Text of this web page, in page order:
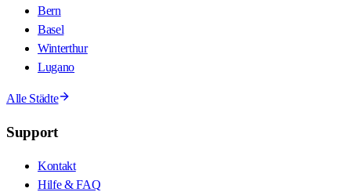
Bern
Basel
Winterthur
Lugano
Alle Städte
Support
Kontakt
Hilfe & FAQ